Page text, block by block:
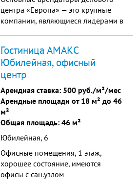
центра «Европа» — это крупные
компании, являющиеся лидерами в
успешную работу в г. Тольятти,
которые ценят качественные
деловые площади, эффективно
спланированные офисные
помещения расположены в 5-ти
этажном благоустроенном
комплексе "Европа".
Гостиница АМАКС
Юбилейная, офисный
центр
Арендная ставка: 500 руб./м²/мес
Арендные площади от 18 м² до 46
м²
Общая площадь: 46 м²
Юбилейная, 6
Офисные помещения, 1 этаж,
хорошее состояние, имеются
офисы с сан.узлом